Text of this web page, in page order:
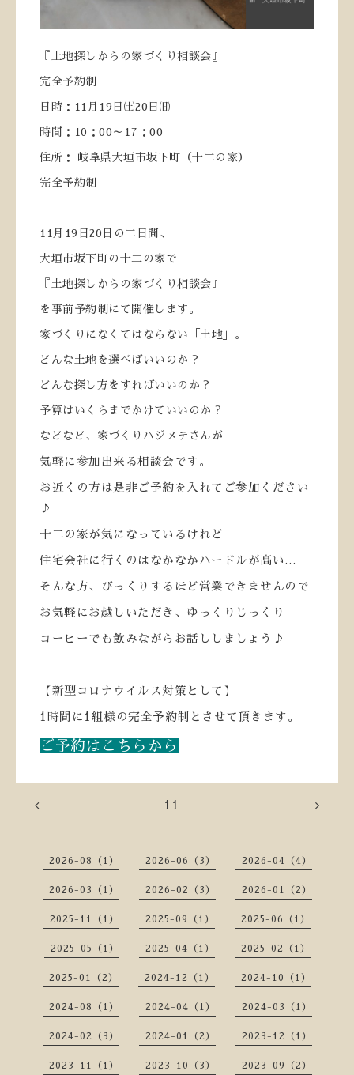
『土地探しからの家づくり相談会』
完全予約制
日時： 11 月 19 日㈯20 日㈰
時間： 10 ： 00 ～ 17 ： 00
住所： 岐阜県大垣市坂下町（十二の家）
完全予約制
11 月 19 日 20 日の二日間、
大垣市坂下町の十二の家で
『土地探しからの家づくり相談会』
を事前予約制にて開催します。
家づくりになくてはならない「土地」。
どんな土地を選べばいいのか？
どんな探し方をすればいいのか？
予算はいくらまでかけていいのか？
などなど、家づくりハジメテさんが
気軽に参加出来る相談会です。
お近くの方は是非ご予約を入れてご参加ください
♪
十二の家が気になっているけれど
住宅会社に行くのはなかなかハードルが高い…
そんな方、びっくりするほど営業できませんので
お気軽にお越しいただき、ゆっくりじっくり
コーヒーでも飲みながらお話ししましょう♪
【新型コロナウイルス対策として】
1 時間に 1 組様の完全予約制とさせて頂きます。
ご予約はこちらから
11
2026-08（1） 2026-06（3） 2026-04（4）
2026-03（1） 2026-02（3） 2026-01（2）
2025-11（1） 2025-09（1） 2025-06（1）
2025-05（1） 2025-04（1） 2025-02（1）
2025-01（2） 2024-12（1） 2024-10（1）
2024-08（1） 2024-04（1） 2024-03（1）
2024-02（3） 2024-01（2） 2023-12（1）
2023-11（1） 2023-10（3） 2023-09（2）